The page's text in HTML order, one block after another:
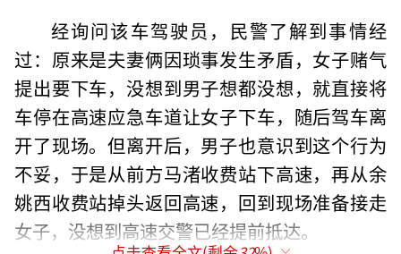
经询问该车驾驶员，民警了解到事情经
过：原来是夫妻俩因琐事发生矛盾，女子赌气
提出要下车，没想到男子想都没想，就直接将
车停在高速应急车道让女子下车，随后驾车离
开了现场。但离开后，男子也意识到这个行为
不妥，于是从前方马渚收费站下高速，再从余
姚西收费站掉头返回高速，回到现场准备接走
女子，没想到高速交警已经提前抵达。